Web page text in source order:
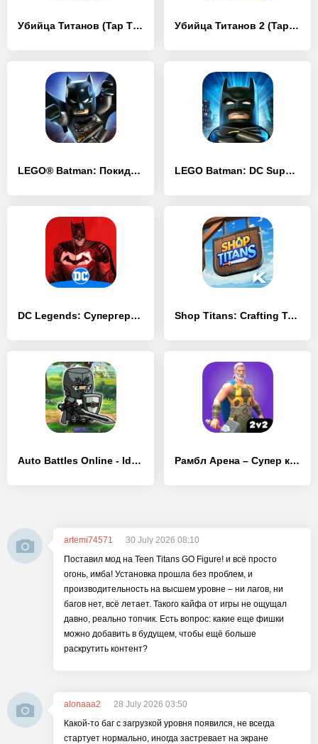
Убийца Титанов (Tap Titans) Убийца Титанов 2 (Tap Titans 2)
LEGO® Batman: Покидая Готэм LEGO Batman: DC Super Heroes
DC Legends: Супергеройские бои Shop Titans: Crafting Tycoon
Auto Battles Online - Idle PvP Рамбл Арена – Супер круш
artemi74571
30 July 2026 08:10
Поставил мод на Teen Titans GO Figure! и всё просто
огонь, имба! Установка прошла без проблем, и
производительность на высшем уровне – ни лагов, ни
багов нет, всё летает. Такого кайфа от игры не ощущал
давно, реально топчик. Есть вопрос: какие еще фишки
можно добавить в будущем, чтобы ещё больше
раскрутить контент?
alonaaa2
28 July 2026 03:50
Какой-то баг с загрузкой уровня появился, не всегда
стартует нормально, иногда застревает на экране